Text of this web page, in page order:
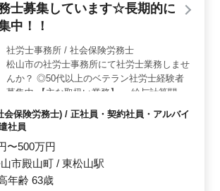
ライベートも充実できる理想的な勤務
す。車通勤も可能で、最寄り駅からも
制が築かれています。 ＜充実の業務
務所での業務は、労働保険や社会保険
計算、年金相談・手続き代行など専門性
ています。歴史ある事務所で、地域の
士募集しています☆長期的に
中！！
社労士事務所 / 社会保険労務士
松山市の社労士事務所にて社労士業務しませ
んか？ ◎50代以上のベテラン社労士経験者
募集中 【主な取扱い業務】 ・給与計算関連
制定 ・労務トラブル対応 ・就業規則作成 ・
助成金業務 ・社会保険の手続業務関連 等
【備考】 ◯社会保険完備 ◯交通費実費支給
◯完全週休2日制 長期で勤務できる方、ぜひ
ご応募ください！ お問い合わせお待ちして
会保険労務士) / 正社員・契約社員・アルバイ
社員
〜500万円
市殿山町 / 東松山駅
年齢 63歳